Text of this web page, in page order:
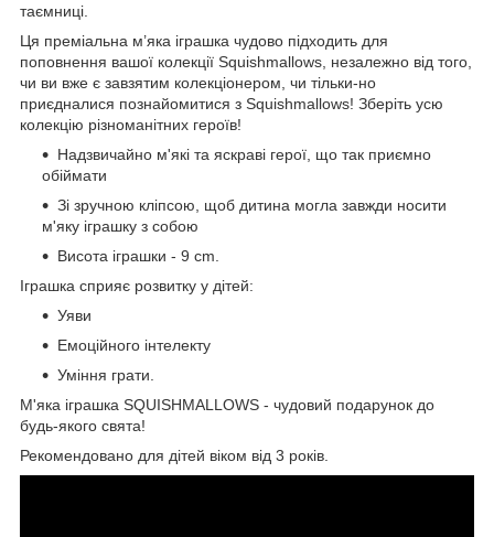
таємниці.
Ця преміальна м’яка іграшка чудово підходить для
поповнення вашої колекції Squishmallows, незалежно від того,
чи ви вже є завзятим колекціонером, чи тільки-но
приєдналися познайомитися з Squishmallows! Зберіть усю
колекцію різноманітних героїв!
Надзвичайно м'які та яскраві герої, що так приємно
обіймати
Зі зручною кліпсою, щоб дитина могла завжди носити
м'яку іграшку з собою
Висота іграшки - 9 cm.
Іграшка сприяє розвитку у дітей:
Уяви
Емоційного інтелекту
Уміння грати.
М'яка іграшка SQUISHMALLOWS - чудовий подарунок до
будь-якого свята!
Рекомендовано для дітей віком від 3 років.